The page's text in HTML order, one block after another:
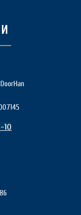
10